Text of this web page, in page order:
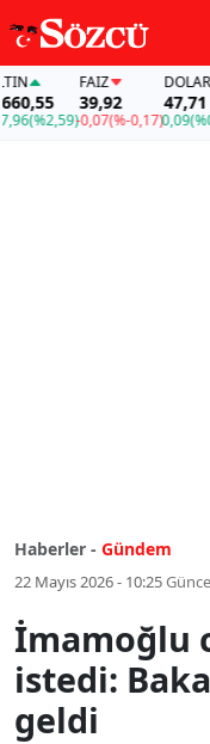
(%2,59)
FAİZ
39,92
-0,07(%-0,17)
DOLAR
47,71
0,09
Haberler - Gündem
22 Mayıs 2026 - 10:25
İmamoğlu
istedi:
geldi